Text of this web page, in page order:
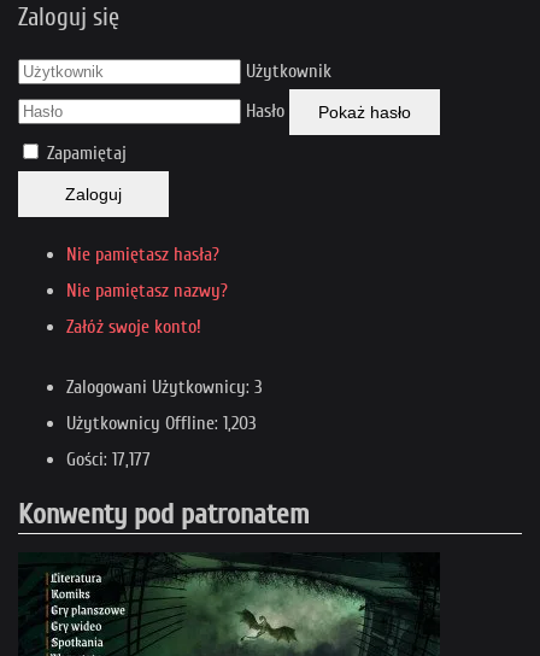
Zaloguj się
Użytkownik
Hasło
Pokaż hasło
Zapamiętaj
Zaloguj
Nie pamiętasz hasła?
Nie pamiętasz nazwy?
Załóż swoje konto!
Zalogowani Użytkownicy: 3
Użytkownicy Offline: 1,203
Gości: 17,177
Konwenty pod patronatem